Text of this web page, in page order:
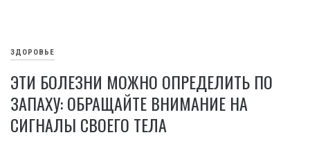
ЗДОРОВЬЕ
ЭТИ БОЛЕЗНИ МОЖНО ОПРЕДЕЛИТЬ ПО
ЗАПАХУ: ОБРАЩАЙТЕ ВНИМАНИЕ НА
СИГНАЛЫ СВОЕГО ТЕЛА